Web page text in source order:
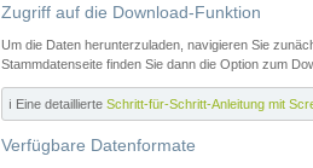
Zugriff auf die Download-Funktion
Um die Daten herunterzuladen, navigieren Sie
Stammdatenseite finden Sie dann die Option zum
ℹ️ Eine detaillierte Schritt-für-Schritt-Anleitung mit
Verfügbare Datenformate